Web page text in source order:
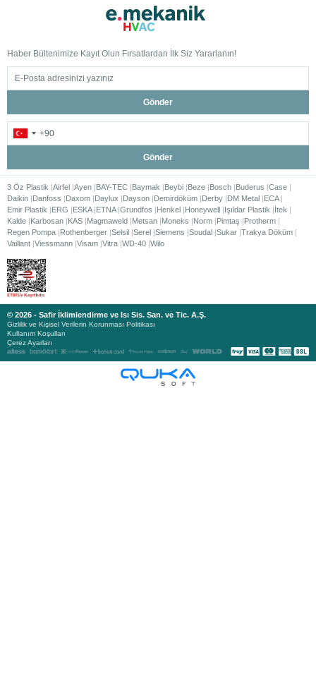
Haber Bültenimize Kayıt Olun Fırsatlardan İlk Siz Yararlanın!
Gönder
Gönder
3 Öz Plastik Airfel Ayen BAY-TEC Baymak Beybi Beze Bosch Buderus Case
Daikin Danfoss Daxom Daylux Dayson Demirdöküm Derby DM Metal ECA
Emir Plastik
ERG ESKA ETNA Grundfos Henkel Honeywell Işıldar Plastik
İtek
Kalde Karbosan KAS Magmaweld Metsan Moneks Norm Pimtaş
Protherm
Regen Pompa Rothenberger Selsil Serel Siemens Soudal Sukar Trakya Döküm
Vaillant Viessmann Visam Vitra WD-40 Wilo
© 2026 - Safir İklimlendirme ve Isı Sis. San. ve Tic. A.Ş.
Gizlilik ve Kişisel Verilerin Korunması Politikası
Kullanım Koşulları
Çerez Ayarları